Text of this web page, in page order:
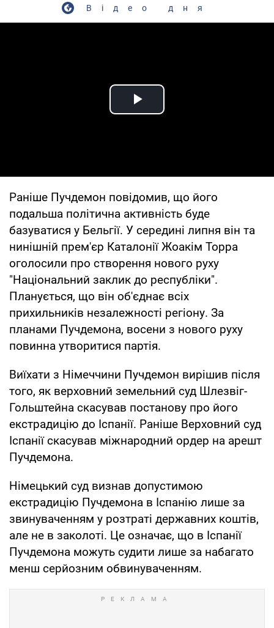
Відео дня
Play Video
Раніше Пучдемон повідомив, що його
подальша політична активність буде
базуватися у Бельгії. У середині липня він та
нинішній прем'єр Каталонії Жоакім Торра
оголосили про створення нового руху
"Національний заклик до республіки".
Планується, що він об'єднає всіх
прихильників незалежності регіону. За
планами Пучдемона, восени з нового руху
повинна утворитися партія.
Виїхати з Німеччини Пучдемон вирішив після
того, як верховний земельний суд Шлезвіг-
Гольштейна скасував постанову про його
екстрадицію до Іспанії. Раніше Верховний суд
Іспанії скасував міжнародний ордер на арешт
Пучдемона.
Німецький суд визнав допустимою
екстрадицію Пучдемона в Іспанію лише за
звинуваченням у розтраті державних коштів,
але не в заколоті. Це означає, що в Іспанії
Пучдемона можуть судити лише за набагато
менш серйозним обвинуваченням.